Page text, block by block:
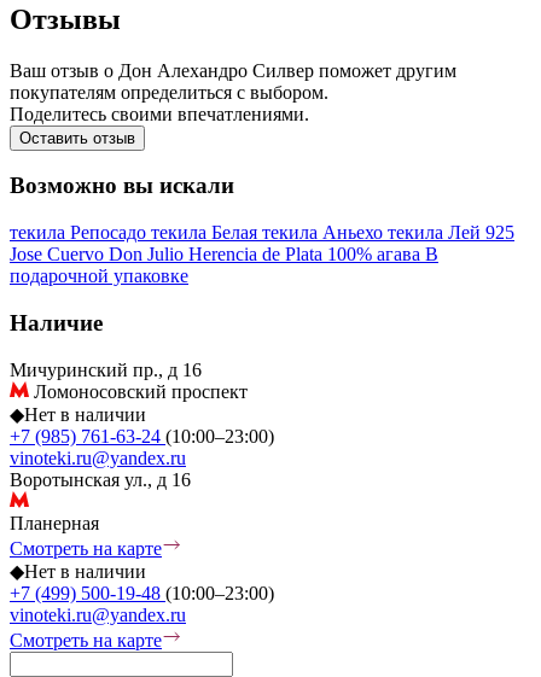
Отзывы
Ваш отзыв о Дон Алехандро Силвер поможет другим
покупателям определиться с выбором.
Поделитесь своими впечатлениями.
Оставить отзыв
Возможно вы искали
текила Репосадо текила Белая текила Аньехо текила Лей 925
Jose Cuervo Don Julio Herencia de Plata 100% агава В
подарочной упаковке
Наличие
Мичуринский пр., д 16
Ломоносовский проспект
◆Нет в наличии
+7 (985) 761-63-24 (10:00–23:00)
vinoteki.ru@yandex.ru
Воротынская ул., д 16
Планерная
Смотреть на карте
◆Нет в наличии
+7 (499) 500-19-48 (10:00–23:00)
vinoteki.ru@yandex.ru
Смотреть на карте